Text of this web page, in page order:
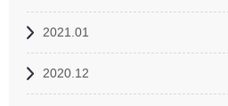
2021.01
2020.12